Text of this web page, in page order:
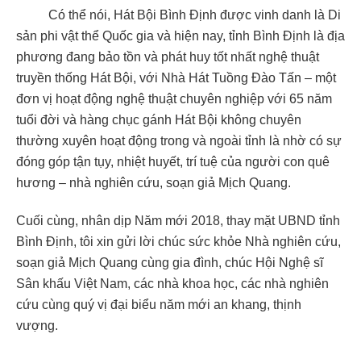
Có thể nói, Hát Bội Bình Định được vinh danh là Di
sản phi vật thể Quốc gia và hiện nay, tỉnh Bình Định là địa
phương đang bảo tồn và phát huy tốt nhất nghệ thuật
truyền thống Hát Bội, với Nhà Hát Tuồng Đào Tấn – một
đơn vị hoạt động nghệ thuật chuyên nghiệp với 65 năm
tuổi đời và hàng chục gánh Hát Bội không chuyên
thường xuyên hoạt động trong và ngoài tỉnh là nhờ có sự
đóng góp tận tụy, nhiệt huyết, trí tuệ của người con quê
hương – nhà nghiên cứu, soạn giả Mịch Quang.
Cuối cùng, nhân dịp Năm mới 2018, thay mặt UBND tỉnh
Bình Định, tôi xin gửi lời chúc sức khỏe Nhà nghiên cứu,
soạn giả Mịch Quang cùng gia đình, chúc Hội Nghệ sĩ
Sân khấu Việt Nam, các nhà khoa học, các nhà nghiên
cứu cùng quý vị đại biểu năm mới an khang, thịnh
vượng.